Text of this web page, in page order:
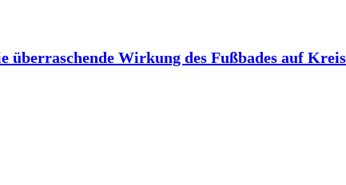
überraschende Wirkung des Fußbades auf